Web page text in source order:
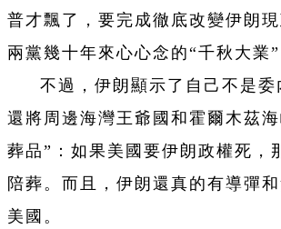
普才飄了，要完成徹底改變伊朗
兩黨幾十年來心心念的“千秋大業”
不過，伊朗顯示了自己不是委
還將周邊海灣王爺國和霍爾木茲
葬品”：如果美國要伊朗政權死，
陪葬。而且，伊朗還真的有導彈
美國。